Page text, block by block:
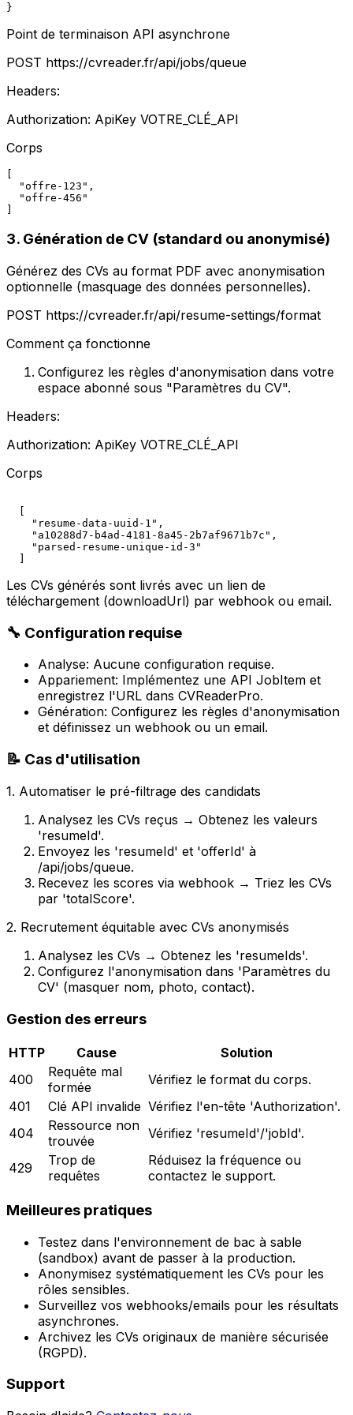
}
Point de terminaison API asynchrone
POST https://cvreader.fr/api/jobs/queue
Headers:
Authorization: ApiKey VOTRE_CLÉ_API
Corps
[
  "offre-123",
  "offre-456"
]
3. Génération de CV (standard ou anonymisé)
Générez des CVs au format PDF avec anonymisation
optionnelle (masquage des données personnelles).
POST https://cvreader.fr/api/resume-settings/format
Comment ça fonctionne
Configurez les règles d'anonymisation dans votre
espace abonné sous "Paramètres du CV".
Headers:
Authorization: ApiKey VOTRE_CLÉ_API
Corps
    "resume-data-uuid-1",
    "a10288d7-b4ad-4181-8a45-2b7af9671b7c",
    "parsed-resume-unique-id-3"
Les CVs générés sont livrés avec un lien de
téléchargement (downloadUrl) par webhook ou email.
🔧 Configuration requise
Analyse: Aucune configuration requise.
Appariement: Implémentez une API JobItem et
enregistrez l'URL dans CVReaderPro.
Génération: Configurez les règles d'anonymisation
et définissez un webhook ou un email.
📝 Cas d'utilisation
1. Automatiser le pré-filtrage des candidats
Analysez les CVs reçus → Obtenez les valeurs
'resumeId'.
Envoyez les 'resumeId' et 'offerId' à
/api/jobs/queue.
Recevez les scores via webhook → Triez les CVs
par 'totalScore'.
2. Recrutement équitable avec CVs anonymisés
Analysez les CVs → Obtenez les 'resumeIds'.
Configurez l'anonymisation dans 'Paramètres du
CV' (masquer nom, photo, contact).
Gestion des erreurs
HTTP Cause
Solution
400
Requête mal
formée
Vérifiez le format du corps.
401
Clé API invalide Vérifiez l'en-tête 'Authorization'.
404
Ressource non
trouvée
Vérifiez 'resumeId'/'jobId'.
429
Trop de
requêtes
Réduisez la fréquence ou
contactez le support.
Meilleures pratiques
Testez dans l'environnement de bac à sable
(sandbox) avant de passer à la production.
Anonymisez systématiquement les CVs pour les
rôles sensibles.
Surveillez vos webhooks/emails pour les résultats
asynchrones.
Archivez les CVs originaux de manière sécurisée
(RGPD).
Support